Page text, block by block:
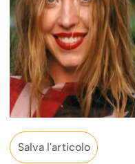
Salva l'articolo